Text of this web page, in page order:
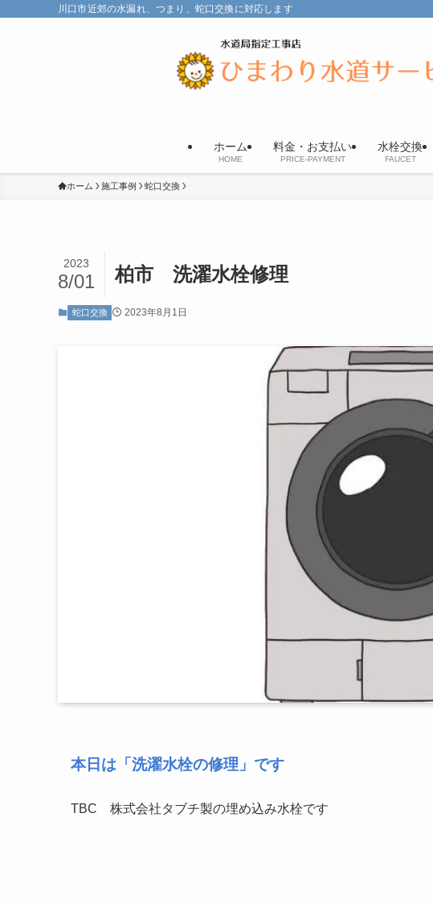
川口市近郊の水漏れ、つまり、蛇口交換に対応します
ホーム
HOME
料金・お支払い
PRICE-PAYMENT
水栓交換
FAUCET
ホーム 施工事例 蛇口交換
柏市 洗濯水栓修理
2023
8/01
蛇口交換 2023年8月1日
本日は「洗濯水栓の修理」です
TBC 株式会社タブチ製の埋め込み水栓です